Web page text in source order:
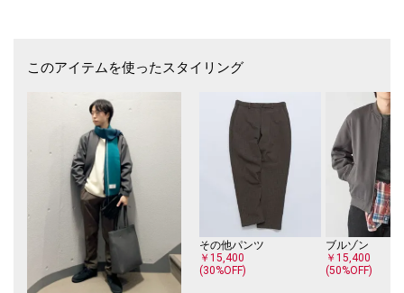
【スタイリング】
少しゆるいサイジングとモックネック仕様で1枚着でのコーディネートが
近年は暖冬なので、アウターだけではなくベストとのレイヤードもおスス
着用するのではなく肩掛けをする等様々な着こなしをお楽しみ頂けます。
【注意事項】
※末永く愛用頂く為に、アテンションタグ・洗濯ネームを必ずご確認の
上、着用又はお取り扱いください。
※撮影環境による光の当たり具合やパソコン・スマートフォンなどの閲覧
環境によって、実際の色味と異なって見える場合があります。
商品の色味は商品単体で撮影した画像をご参照ください。
このアイテムを使ったスタイリング
その他パンツ
￥15,400
(30%OFF)
ブルゾン
￥15,400
(50%OFF)